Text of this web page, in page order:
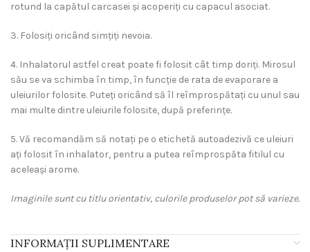
rotund la capătul carcasei și acoperiți cu capacul asociat.
3. Folosiți oricând simțiți nevoia.
4. Inhalatorul astfel creat poate fi folosit cât timp doriți. Mirosul
său se va schimba în timp, în funcție de rata de evaporare a
uleiurilor folosite. Puteți oricând să îl reîmprospătați cu unul sau
mai multe dintre uleiurile folosite, după preferințe.
5. Vă recomandăm să notați pe o etichetă autoadezivă ce uleiuri
ați folosit în inhalator, pentru a putea reîmprospăta fitilul cu
aceleași arome.
Imaginile sunt cu titlu orientativ, culorile produselor pot să varieze.
INFORMAȚII SUPLIMENTARE